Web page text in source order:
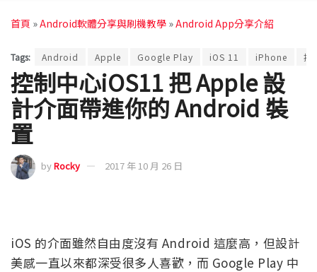
首頁 »Android軟體分享與刷機教學 »Android App分享介紹
Tags: Android Apple Google Play iOS 11 iPhone 控
控制中心iOS11 把 Apple 設
計介面帶進你的 Android 裝
置
byRocky 2017 年 10 月 26 日
iOS 的介面雖然自由度沒有 Android 這麼高，但設計
美感一直以來都深受很多人喜歡，而 Google Play 中